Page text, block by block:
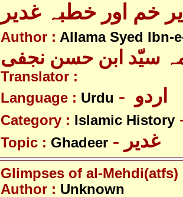
خم اور خطبہ غدیر
Author : Allama Syed Ibn-
سیّد ابن حسن نجفی
Translator :
Language : Urdu
Category : Islamic History
Topic : Ghadeer - غدیر
Glimpses of al-Mehdi(atfs)
Author : Unknown